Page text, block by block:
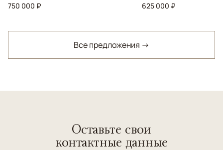
750 000 ₽
625 000 ₽
Все предложения →
Оставьте свои
контактные данные